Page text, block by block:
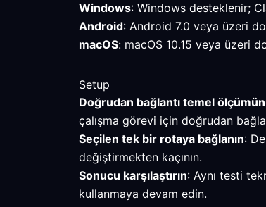
Windows: Windows desteklenir;
Android: Android 7.0 veya üzeri
macOS: macOS 10.15 veya üzeri
Setup
Doğrudan bağlantı temel
çalışma görevi için doğrudan
Seçilen tek bir rotaya bağlanın:
değiştirmekten kaçının.
Sonucu karşılaştırın: Aynı testi
kullanmaya devam edin.